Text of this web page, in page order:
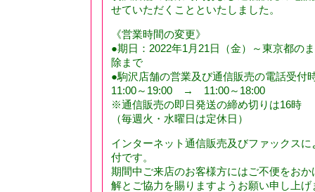
せていただくことといたしました。
《営業時間の変更》
●期日：2022年1月21日（金）～東京都の
除まで
●駒沢店舗の営業及び通信販売の電話受付
11:00～19:00 → 11:00～18:00
※通信販売の即日発送の締め切りは16時
（毎週火・水曜日は定休日）
インターネット通信販売及びファックス
付です。
期間中ご来店のお客様方にはご不便をお
解とご協力を賜りますようお願い申し上げ